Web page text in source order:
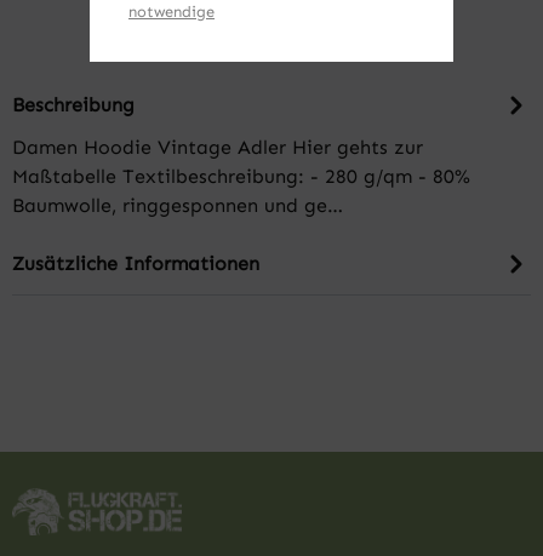
Beschreibung
Damen Hoodie Vintage Adler Hier gehts zur
Maßtabelle Textilbeschreibung: - 280 g/qm - 80%
Baumwolle, ringgesponnen und ge…
Zusätzliche Informationen
notwendige